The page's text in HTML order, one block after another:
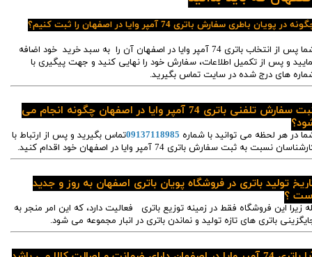
در پویان باطری سفارش باتری 74 آمپر وایا در اصفهان را ثبت کنیم؟
شما پس از انتخاب باتری 74 آمپر وایا در اصفهان آن را به سبد خرید خود اضافه
و پس از تکمیل اطلاعات، سفارش خود را نهایی کنید و جهت پیگیری با
های درج شده در سایت تماس بگیرید.
ثبت سفارش تلفنی باتری 74 آمپر وایا در اصفهان چگونه انجام می
در هر لحظه می توانید با شماره 09137118985تماس بگیرید و پس از ارتباط با
نسبت به ثبت سفارش باتری 74 آمپر وایا در اصفهان خود اقدام کنید.
تولید باتری در فروشگاه پویان باتری اصفهان به روز و جدید
؟
زیرا این فروشگاه فقط در زمینه توزیع باتری فعالیت دارد، که این امر منجر به
باتری های تازه تولید و نماندن باتری در انبار مجموعه می شود.